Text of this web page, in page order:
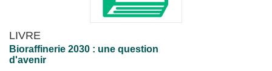
LIVRE
Bioraffinerie 2030 : une question
d'avenir